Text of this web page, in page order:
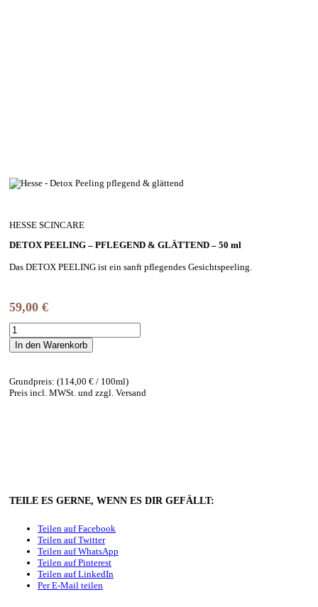
HESSE SCINCARE
DETOX PEELING – PFLEGEND & GLÄTTEND – 50 ml
Das DETOX PEELING ist ein sanft pflegendes Gesichtspeeling.
59,00 €
HESSE
-
DETOX
PFLEGEND
&
In den Warenkorb
Grundpreis: (114,00 € / 100ml)
Preis incl. MWSt. und zzgl. Versand
TEILE ES GERNE, WENN ES DIR GEFÄLLT:
Teilen auf Facebook
Teilen auf Twitter
Teilen auf WhatsApp
Teilen auf Pinterest
Teilen auf LinkedIn
Per E-Mail teilen